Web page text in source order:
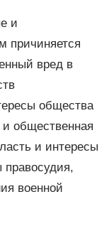
и
причиняется
вред в
общества
и общественная
и интересы
правосудия,
военной